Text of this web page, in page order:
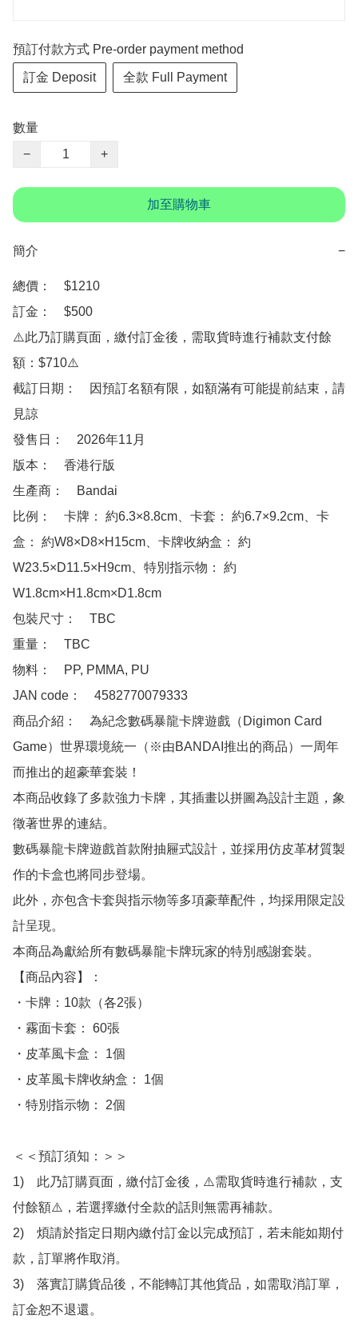
預訂付款方式 Pre-order payment method
訂金 Deposit 全款 Full Payment
數量
−
+
加至購物車
簡介 −
總價：　$1210
訂金：　$500
⚠️此乃訂購頁面，繳付訂金後，需取貨時進行補款支付餘
額：$710⚠️
截訂日期：　因預訂名額有限，如額滿有可能提前結束，請
見諒
發售日：　2026年11月
版本：　香港行版
生產商：　Bandai
比例：　卡牌： 約6.3×8.8cm、卡套： 約6.7×9.2cm、卡
盒： 約W8×D8×H15cm、卡牌收納盒： 約
W23.5×D11.5×H9cm、特別指示物： 約
W1.8cm×H1.8cm×D1.8cm
包裝尺寸：　TBC
重量：　TBC
物料：　PP, PMMA, PU
JAN code：　4582770079333
商品介紹：　為紀念數碼暴龍卡牌遊戲（Digimon Card
Game）世界環境統一（※由BANDAI推出的商品）一周年
而推出的超豪華套裝！
本商品收錄了多款強力卡牌，其插畫以拼圖為設計主題，象
徵著世界的連結。
數碼暴龍卡牌遊戲首款附抽屜式設計，並採用仿皮革材質製
作的卡盒也將同步登場。
此外，亦包含卡套與指示物等多項豪華配件，均採用限定設
計呈現。
本商品為獻給所有數碼暴龍卡牌玩家的特別感謝套裝。
【商品內容】：
・卡牌：10款（各2張）
・霧面卡套： 60張
・皮革風卡盒： 1個
・皮革風卡牌收納盒： 1個
・特別指示物： 2個
＜＜預訂須知：＞＞
1)　此乃訂購頁面，繳付訂金後，⚠️需取貨時進行補款，支
付餘額⚠️，若選擇繳付全款的話則無需再補款。
2)　煩請於指定日期內繳付訂金以完成預訂，若未能如期付
款，訂單將作取消。
3)　落實訂購貨品後，不能轉訂其他貨品，如需取消訂單，
訂金恕不退還。